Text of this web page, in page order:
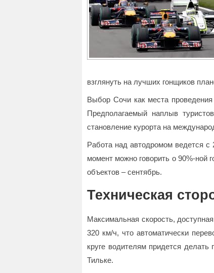
взглянуть на лучших гонщиков
Выбор Сочи как места
Предполагаемый наплыв
становление курорта на
Работа над автодромом ведется
момент можно говорить о 90%-ной
объектов – сентябрь.
Техническая
Максимальная скорость,
320 км/ч, что автоматически
круге водителям придется
Тильке.